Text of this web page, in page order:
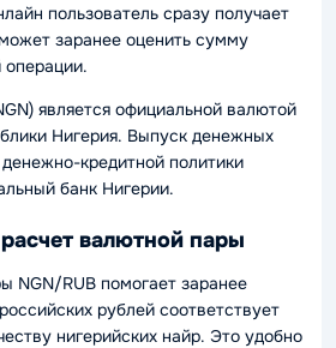
пользователь сразу получает
заранее оценить сумму
является официальной валютой
Нигерия. Выпуск денежных
кредитной политики
банк Нигерии.
валютной пары
NGN/RUB помогает заранее
рублей соответствует
нигерийских найр. Это удобно